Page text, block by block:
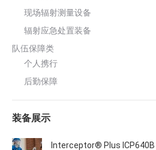
现场辐射测量设备
辐射应急处置装备
队伍保障类
个人携行
后勤保障
装备展示
Interceptor® Plus